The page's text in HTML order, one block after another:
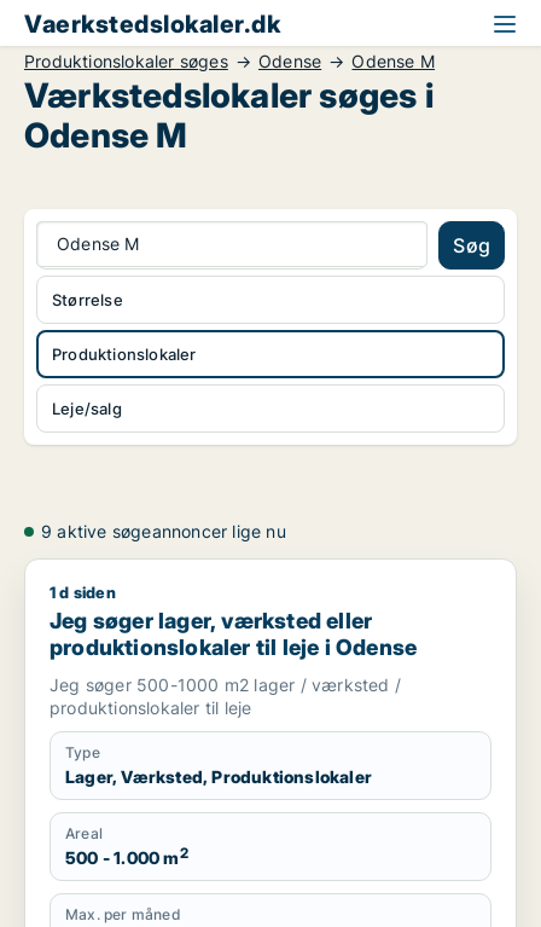
Vaerkstedslokaler.dk
Produktionslokaler søges Odense Odense M
Værkstedslokaler søges i
Odense M
Odense M Søg
Produktionslokaler
Leje/salg
Størrelse
9 aktive søgeannoncer lige nu
Jeg søger lager, værksted eller produktionslokaler til leje i
1 d siden
Jeg søger lager, værksted eller
produktionslokaler til leje i Odense
Jeg søger 500-1000 m2 lager / værksted /
produktionslokaler til leje
Type
Lager, Værksted, Produktionslokaler
Areal
500 - 1.000 m2
Max. per måned